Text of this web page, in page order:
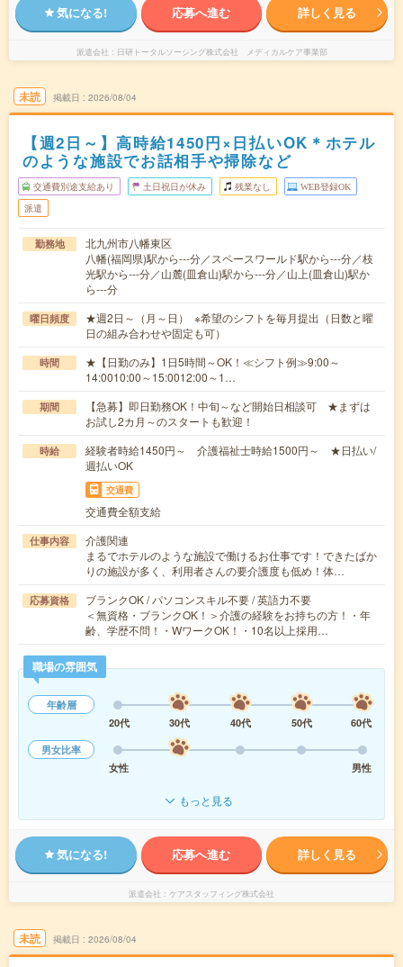
気になる! 応募へ進む 詳しく見る
派遣会社 日研トータルソーシング株式会社 メディカルケア事業部
未読 掲載日 2026/08/04
【週2日～】高時給1450円×日払いOK＊ホテル
のような施設でお話相手や掃除など
交通費別途支給あり 土日祝日が休み 残業なし WEB登録OK
派遣
勤務地
北九州市八幡東区
八幡(福岡県)駅から---分／スペースワールド駅から---分／枝
光駅から---分／山麓(皿倉山)駅から---分／山上(皿倉山)駅か
ら---分
曜日頻度
★週2日～（月～日） ※希望のシフトを毎月提出（日数と曜
日の組み合わせや固定も可）
時間
★【日勤のみ】1日5時間～OK！≪シフト例≫9:00～
14:0010:00～15:0012:00～1…
期間
【急募】即日勤務OK！中旬～など開始日相談可 ★まずは
お試し2カ月～のスタートも歓迎！
時給
経験者時給1450円～ 介護福祉士時給1500円～ ★日払い/
週払いOK
交通費
交通費全額支給
仕事内容
介護関連
まるでホテルのような施設で働けるお仕事です！できたばか
りの施設が多く、利用者さんの要介護度も低め！体…
応募資格
ブランクOK / パソコンスキル不要 / 英語力不要
＜無資格・ブランクOK！＞介護の経験をお持ちの方！・年
齢、学歴不問！・WワークOK！・10名以上採用…
職場の雰囲気
年齢層
20代
30代 40代 50代
60代
男女比率
女性
男性
もっと見る
気になる! 応募へ進む 詳しく見る
派遣会社 ケアスタッフィング株式会社
未読 掲載日 2026/08/04